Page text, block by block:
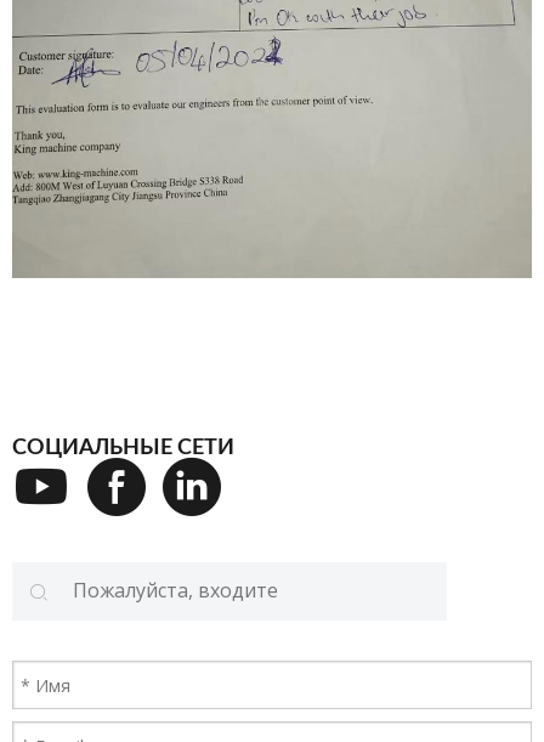
СОЦИАЛЬНЫЕ СЕТИ